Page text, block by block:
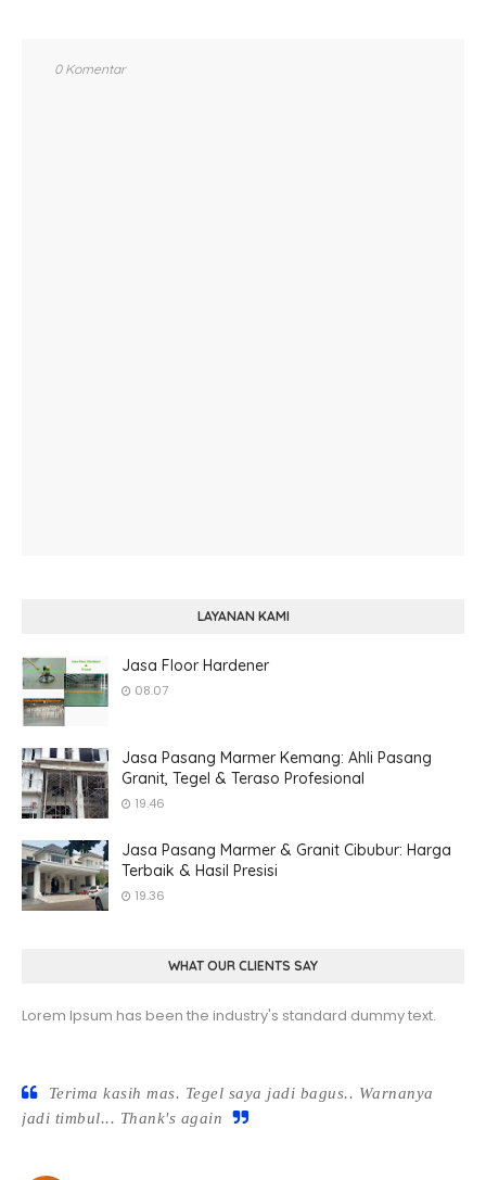
0 Komentar
LAYANAN KAMI
Jasa Floor Hardener
08.07
Jasa Pasang Marmer Kemang: Ahli Pasang
Granit, Tegel & Teraso Profesional
19.46
Jasa Pasang Marmer & Granit Cibubur: Harga
Terbaik & Hasil Presisi
19.36
WHAT OUR CLIENTS SAY
Lorem Ipsum has been the industry's standard dummy text.
Terima kasih mas. Tegel saya jadi bagus.. Warnanya
jadi timbul... Thank's again